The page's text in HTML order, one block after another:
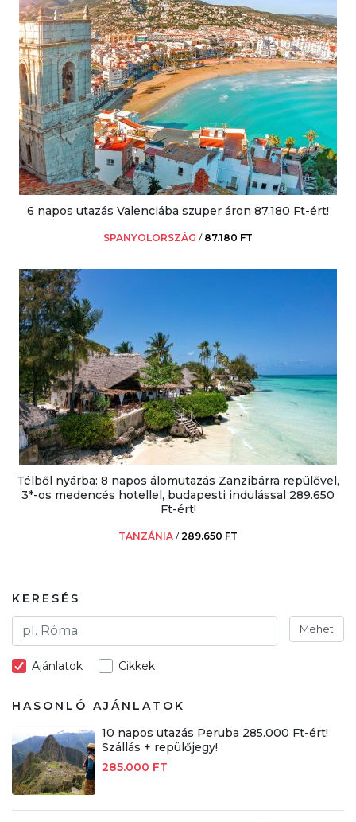
6 napos utazás Valenciába szuper áron 87.180 Ft-ért!
SPANYOLORSZÁG / 87.180 FT
Télből nyárba: 8 napos álomutazás Zanzibárra repülővel,
3*-os medencés hotellel, budapesti indulással 289.650
Ft-ért!
TANZÁNIA /289.650 FT
KERESÉS
Mehet
Ajánlatok Cikkek
HASONLÓ AJÁNLATOK
10 napos utazás Peruba 285.000 Ft-ért!
Szállás + repülőjegy!
285.000 FT